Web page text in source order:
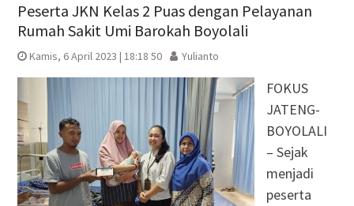
Peserta JKN Kelas 2 Puas dengan Pelayanan
Rumah Sakit Umi Barokah Boyolali
Kamis, 6 April 2023 | 18:18 50 Yulianto
FOKUS
JATENG-
BOYOLALI
– Sejak
menjadi
peserta